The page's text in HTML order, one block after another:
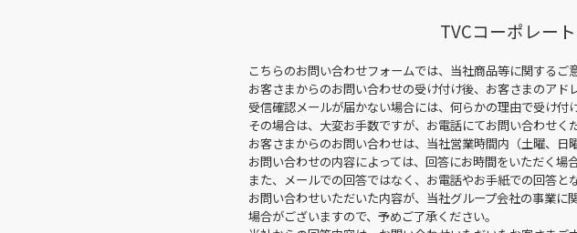
TVCコーポレー
こちらのお問い合わせフォームでは、当社商品等に関するご
お客さまからのお問い合わせの受け付け後、お客さまのアド
受信確認メールが届かない場合には、何らかの理由で受け付
その場合は、大変お手数ですが、お電話にてお問い合わせく
お客さまからのお問い合わせは、当社営業時間内（土曜、日
お問い合わせの内容によっては、回答にお時間をいただく場
また、メールでの回答ではなく、お電話やお手紙での回答と
お問い合わせいただいた内容が、当社グループ会社の事業
場合がございますので、予めご了承ください。